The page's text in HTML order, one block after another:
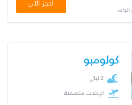
احجز الآن
كولومبو
2 ليال
الرحلات متضمنة